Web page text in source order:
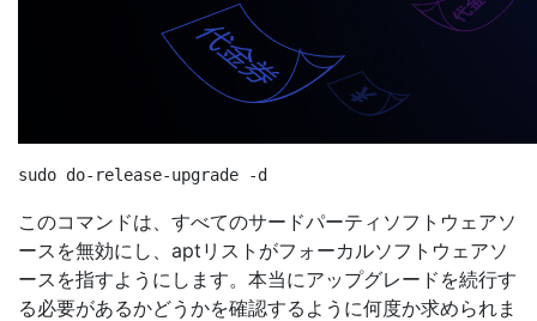
このコマンドは、すべてのサードパーティソフトウェアソ
ースを無効にし、aptリストがフォーカルソフトウェアソ
ースを指すようにします。本当にアップグレードを続行す
る必要があるかどうかを確認するように何度か求められま